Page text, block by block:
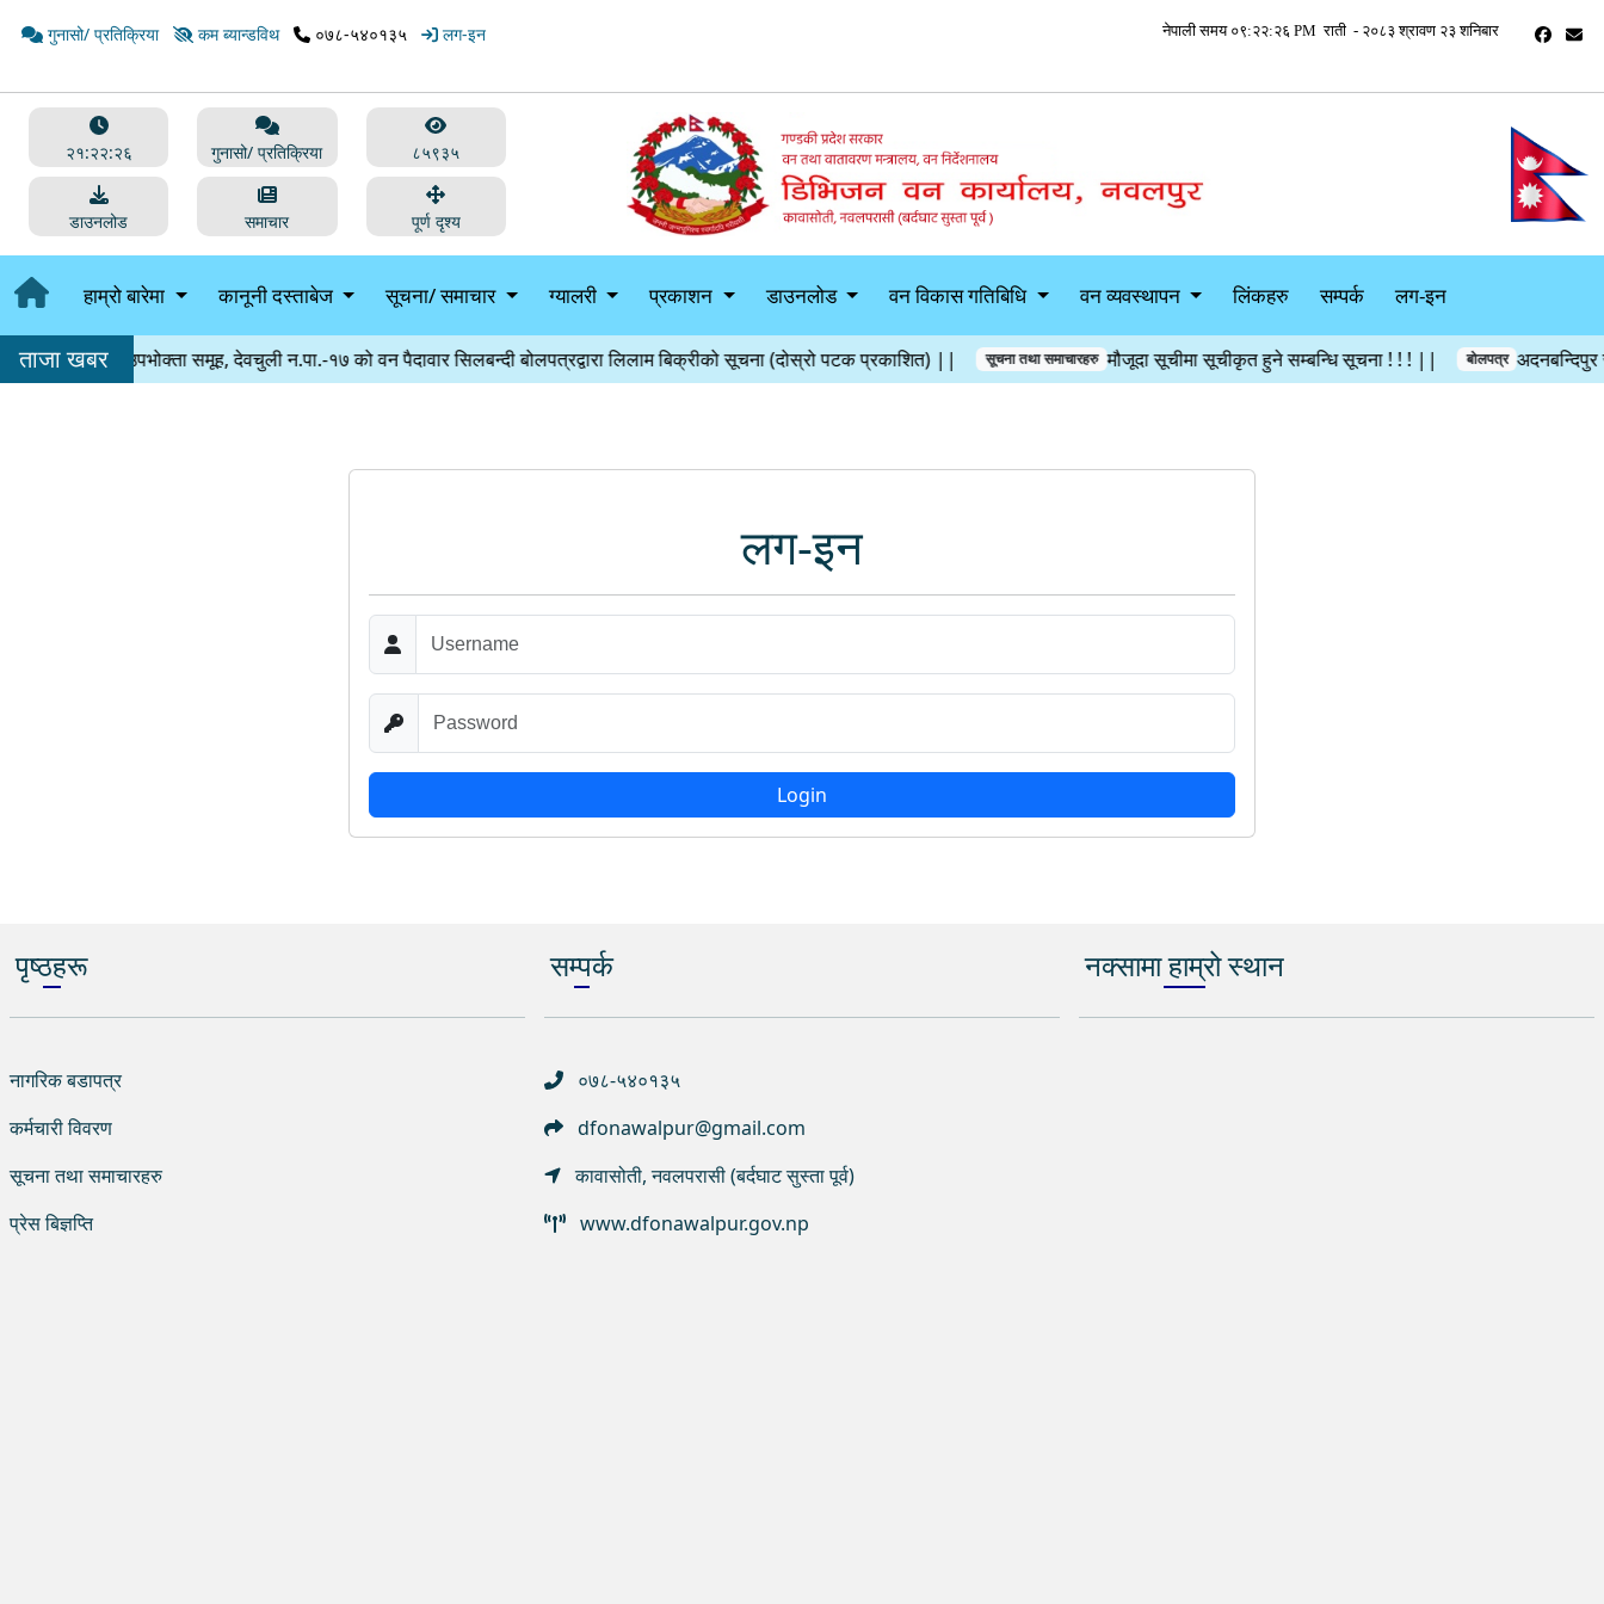
गुनासो/ प्रतिक्रिया कम ब्यान्डविथ ०७८-५४०१३५ लग-इन
२१:२२:२६ गुनासो/ प्रतिक्रिया ८५९३५
डाउनलोड समाचार पूर्ण दृश्य
हाम्रो बारेमा कानूनी दस्ताबेज सूचना/ समाचार ग्यालरी प्रकाशन डाउनलोड वन विकास गतिबिधि वन व्यवस्थापन लिंकहरु सम्पर्क लग-इन
ताजा खबर
वन उपभोक्ता समूह, देवचुली न.पा.-१७ को वन पैदावार सिलबन्दी बोलपत्रद्वारा लिलाम बिक्रीको सूचना (दोस्रो पटक प्रकाशित) || सूचना तथा समाचारहरु मौजूदा सूचीमा सूचीकृत हुने सम्बन्धि सूचना ! ! ! || बोलपत्र अदनबन्दिपुर
लग-इन
Login
पृष्ठहरू
नागरिक बडापत्र
कर्मचारी विवरण
सूचना तथा समाचारहरु
प्रेस बिज्ञप्ति
सम्पर्क
०७८-५४०१३५
dfonawalpur@gmail.com
कावासोती, नवलपरासी (बर्दघाट सुस्ता पूर्व)
www.dfonawalpur.gov.np
नक्सामा हाम्रो स्थान